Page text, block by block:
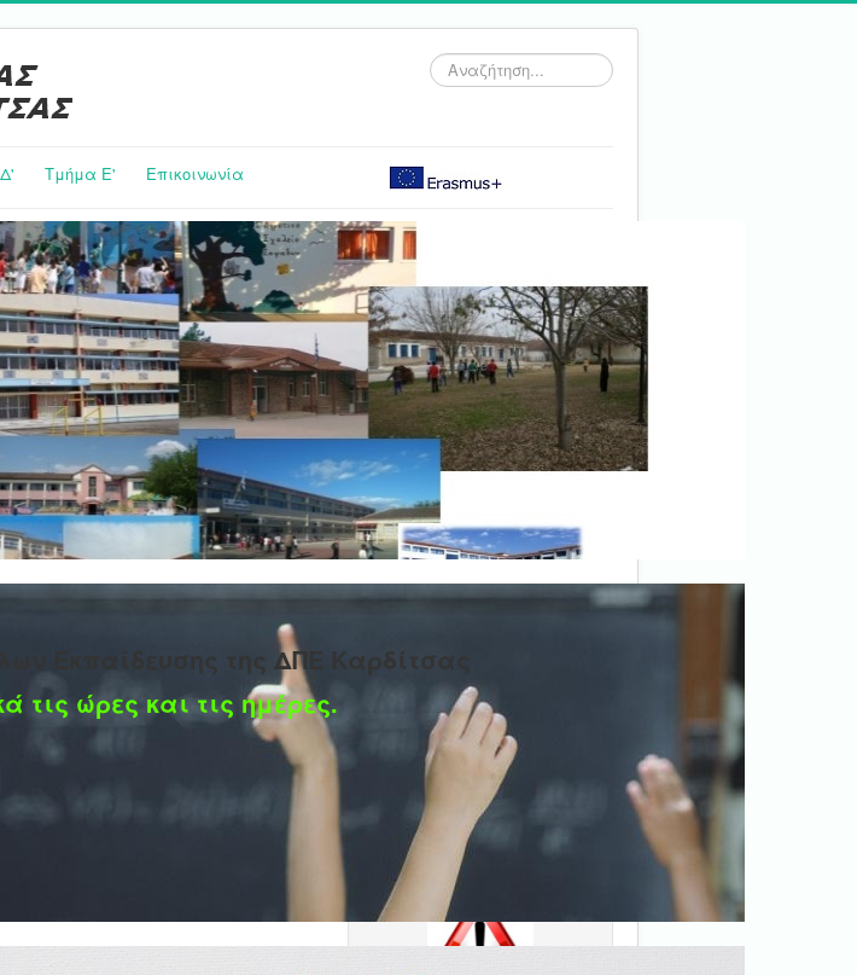
Αναζήτηση...
Τμήμα E' Επικοινωνία
Εκπαίδευσης της ΔΠΕ Καρδίτσας
τις ώρες και τις ημέρες.
Ψηφιακή βεβαίωση
εγγράφου